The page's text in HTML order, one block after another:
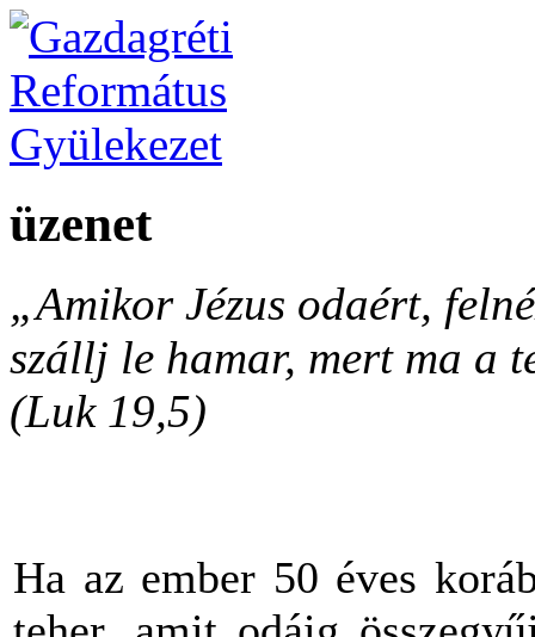
üzenet
„Amikor Jézus odaért,
szállj le hamar, mert ma a
(Luk 19,5)
Ha az ember 50 éves